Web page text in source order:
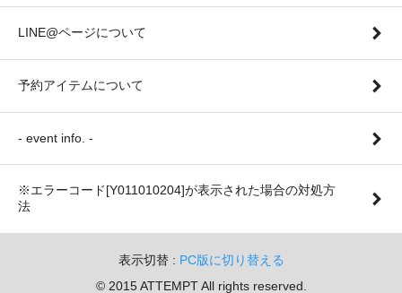
LINE@ページについて
予約アイテムについて
- event info. -
※エラーコード[Y011010204]が表示された場合の対処方
法
表示切替 : PC版に切り替える
© 2015 ATTEMPT All rights reserved.